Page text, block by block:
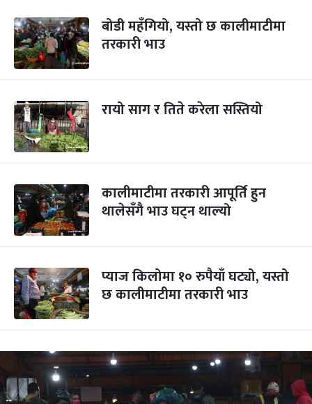
बोडी महँगियो, यस्तो छ कालीमाटीमा
तरकारी भाउ
रायो साग र तिते करेला सस्तियो
कालीमाटीमा तरकारी आपूर्ति हुन
थालेसँगै भाउ घट्न थाल्यो
प्याज किलोमा १० रुपैयाँ घट्यो, यस्तो
छ कालीमाटीमा तरकारी भाउ